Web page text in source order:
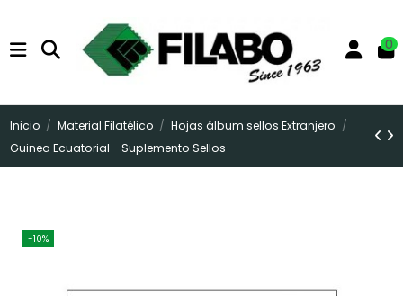
0
Inicio Material Filatélico
Hojas álbum sellos Extranjero
Guinea Ecuatorial - Suplemento Sellos
-10%